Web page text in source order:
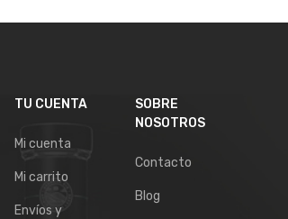
TU CUENTA
Mi cuenta
Mi carrito
Envíos y
SOBRE
NOSOTROS
Contacto
Blog